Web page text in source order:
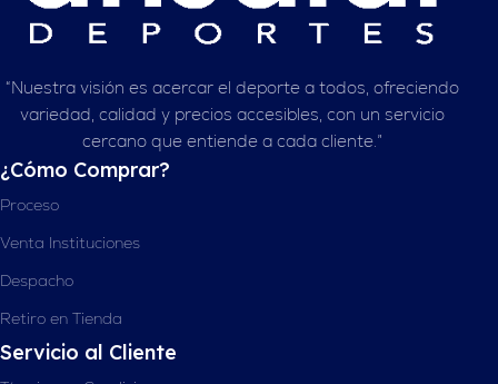
“Nuestra visión es acercar el deporte a todos, ofreciendo
variedad, calidad y precios accesibles, con un servicio
cercano que entiende a cada cliente.”
¿Cómo Comprar?
Proceso
Venta Instituciones
Despacho
Retiro en Tienda
Servicio al Cliente